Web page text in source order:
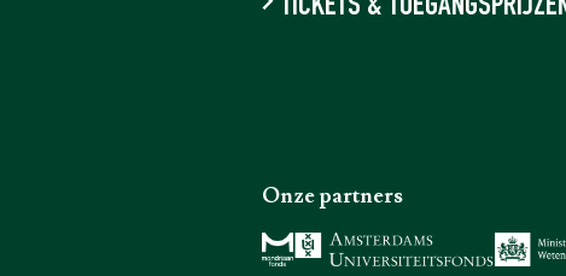
TICKETS &
Onze partners